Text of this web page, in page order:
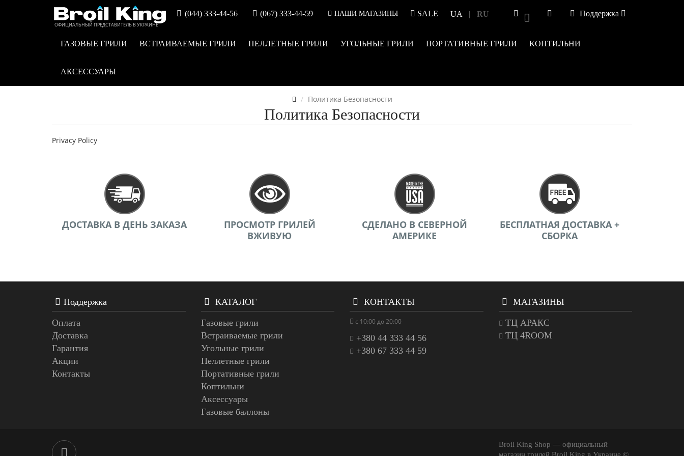
ОФИЦИАЛЬНЫЙ ПРЕДСТАВИТЕЛЬ В УКРАИНЕ
(044) 333-44-56 (067) 333-44-59 НАШИ МАГАЗИНЫ SALE RU
|
UA Поддержка
ГАЗОВЫЕ ГРИЛИ ВСТРАИВАЕМЫЕ ГРИЛИ ПЕЛЛЕТНЫЕ ГРИЛИ УГОЛЬНЫЕ ГРИЛИ ПОРТАТИВНЫЕ ГРИЛИ КОПТИЛЬНИ
АКСЕССУАРЫ
Политика Безопасности
Политика Безопасности
Privacy Policy
ДОСТАВКА В ДЕНЬ ЗАКАЗА
ПРОСМОТР ГРИЛЕЙ
ВЖИВУЮ
СДЕЛАНО В СЕВЕРНОЙ
АМЕРИКЕ
БЕСПЛАТНАЯ ДОСТАВКА +
СБОРКА
Поддержка
Оплата
Доставка
Гарантия
Акции
Контакты
КАТАЛОГ
Газовые грили
Встраиваемые грили
Угольные грили
Пеллетные грили
Портативные грили
Коптильни
Аксессуары
Газовые баллоны
КОНТАКТЫ
с 10:00 до 20:00
+380 44 333 44 56
+380 67 333 44 59
МАГАЗИНЫ
ТЦ АРАКС
ТЦ 4ROOM
Broil King Shop — официальный